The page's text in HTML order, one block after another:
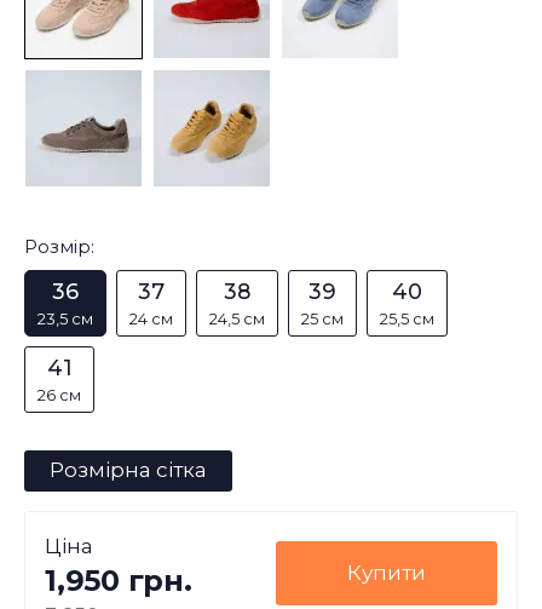
Розмір:
36
23,5 см
37
24 см
38
24,5 см
39
25 см
40
25,5 см
41
26 см
Розмірна сітка
Ціна
1,950 грн. Купити